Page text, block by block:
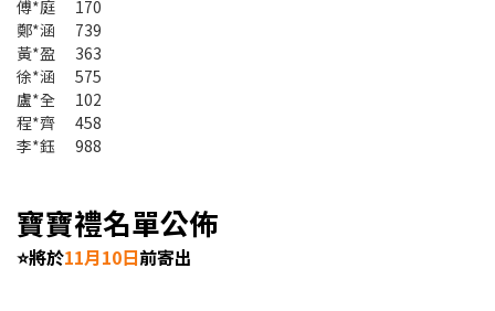
傅*庭 170
鄭*涵 739
黃*盈 363
徐*涵 575
盧*全 102
程*齊 458
李*鈺 988
寶寶禮名單公佈
⭐將於11月10日前寄出